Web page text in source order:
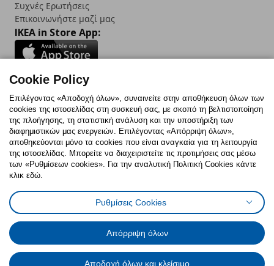
Συχνές Ερωτήσεις
Επικοινωνήστε μαζί μας
IKEA in Store App:
Follow us:
FacebookInstagram
TikTokYoutubePinterestTwitter
Πολιτική CookiesΔήλωση ψηφιακής προσβασιμότητας
Ρυθμίσεις cookiesΌροι Χρήσης
Γενική Πολιτική Προσωπικών Δεδομένων
Πολιτική Προσωπικών Δεδομένων για ΙΚΕΑ.gr
Κώδικας Καταναλωτικής Δεοντολογίας
Cookie Policy
Επιλέγοντας «Αποδοχή όλων», συναινείτε στην αποθήκευση όλων των
cookies της ιστοσελίδας στη συσκευή σας, με σκοπό τη βελτιστοποίηση
της πλοήγησης, τη στατιστική ανάλυση και την υποστήριξη των
διαφημιστικών μας ενεργειών. Επιλέγοντας «Απόρριψη όλων»,
αποθηκεύονται μόνο τα cookies που είναι αναγκαία για τη λειτουργία
της ιστοσελίδας. Μπορείτε να διαχειριστείτε τις προτιμήσεις σας μέσω
των «Ρυθμίσεων cookies». Για την αναλυτική Πολιτική Cookies κάντε
κλικ εδώ.
Ρυθμίσεις Cookies
Απόρριψη όλων
Αποδοχή όλων και κλείσιμο